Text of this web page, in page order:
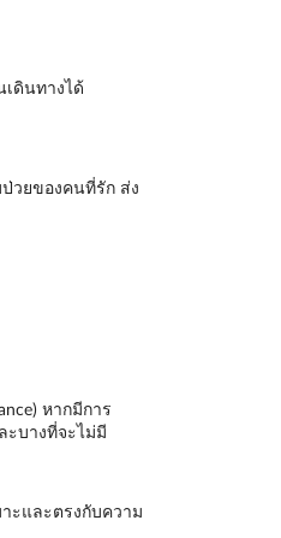
ดินทางได้
วยของคนที่รัก ส่ง
หากมีการ
บางที่จะไม่มี
ะและตรงกับความ